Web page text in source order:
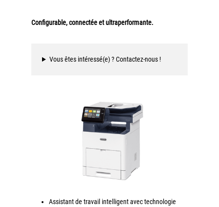
Imprimantes de bureau
capacités d’impression élevées
Xerox® VersaLink® C405 C415 — Multifonction A4
Imprimante multifonctions couleur Xerox® VersaLink®
Capture numérisation de documents
Apps
Configurable, connectée et ultraperformante.
Vous êtes intéressé(e) ? Contactez-nous !
Assistant de travail intelligent avec technologie